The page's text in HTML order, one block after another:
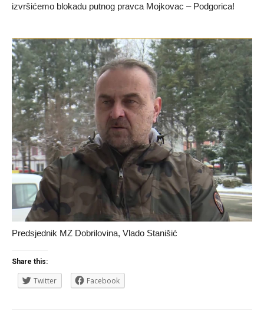
izvršićemo blokadu putnog pravca Mojkovac – Podgorica!
Predsjednik MZ Dobrilovina, Vlado Stanišić
Share this:
Twitter Facebook